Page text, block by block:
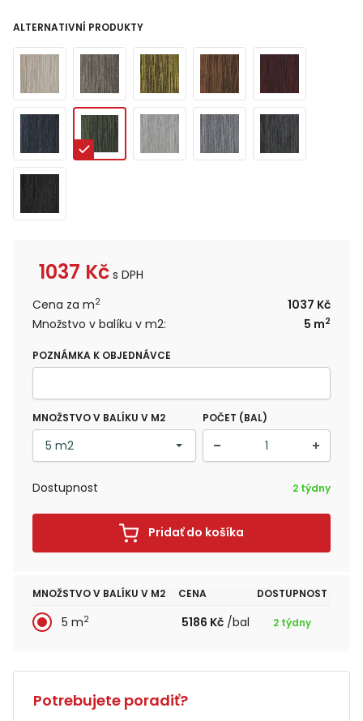
ALTERNATIVNÍ PRODUKTY
1037 Kč s DPH
Cena za m2
1037 Kč
Množstvo v balíku v m2:
5 m2
POZNÁMKA K OBJEDNÁVCE
MNOŽSTVO V BALÍKU V M2 POČET (BAL)
Dostupnost 2 týdny
Pridať do košíka
MNOŽSTVO V BALÍKU V M2 CENA DOSTUPNOST
5 m2 5186 Kč /bal 2 týdny
Potrebujete poradiť?